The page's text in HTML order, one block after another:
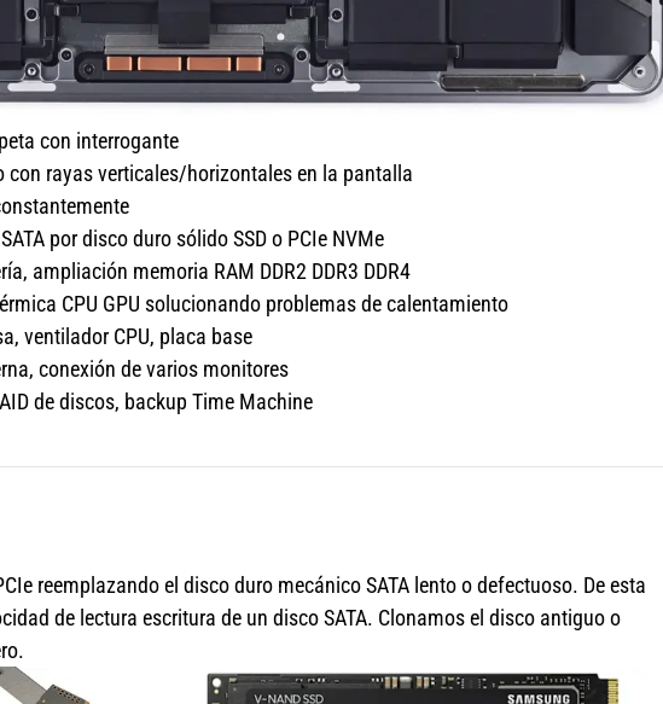
con interrogante
con rayas verticales/horizontales en la pantalla
por disco duro sólido SSD o PCIe NVMe
ampliación memoria RAM DDR2 DDR3 DDR4
CPU GPU solucionando problemas de calentamiento
ventilador CPU, placa base
conexión de varios monitores
de discos, backup Time Machine
reemplazando el disco duro mecánico SATA lento o defectuoso. De esta
de lectura escritura de un disco SATA. Clonamos el disco antiguo o